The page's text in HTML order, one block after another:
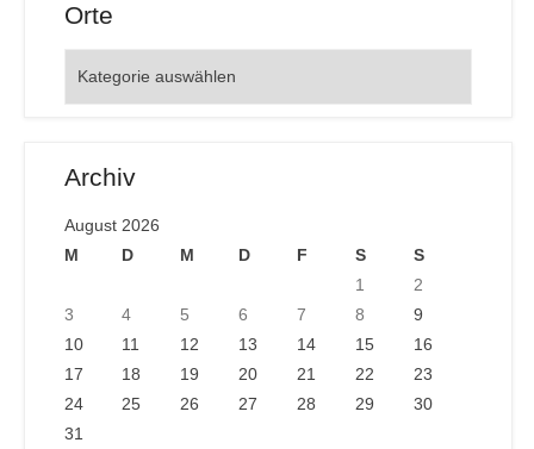
Orte
Archiv
August 2026
M
D M D F S
S
1
2
3
4 5 6 7 8
9
10
11 12 13 14 15
16
17
18 19 20 21 22
23
24
25 26 27 28 29
30
31